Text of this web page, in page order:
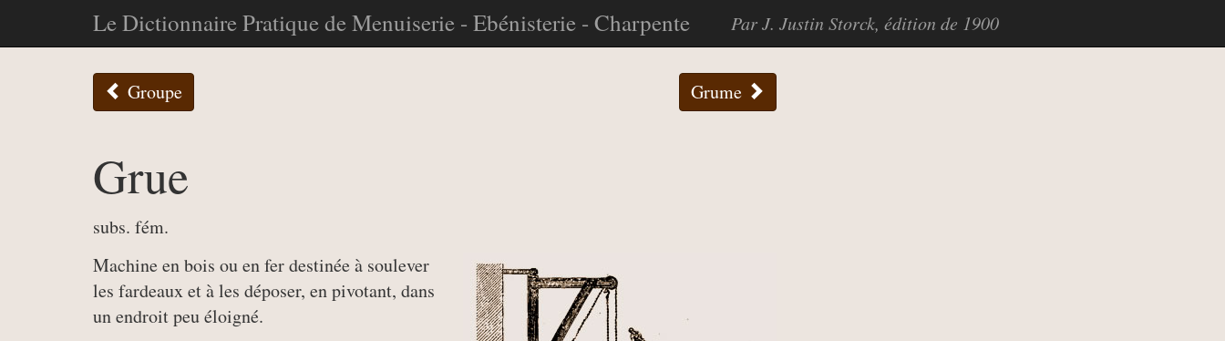
Le Dictionnaire Pratique de Menuiserie - Ebénisterie - Charpente Par J. Justin Storck, édition de 1900
Groupe Grume
Grue
subs. fém.
Machine en bois ou en fer destinée à soulever
les fardeaux et à les déposer, en pivotant, dans
un endroit peu éloigné.